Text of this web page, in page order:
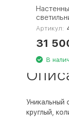
1W
Артикул:
31
В
Уникальный
круглый,